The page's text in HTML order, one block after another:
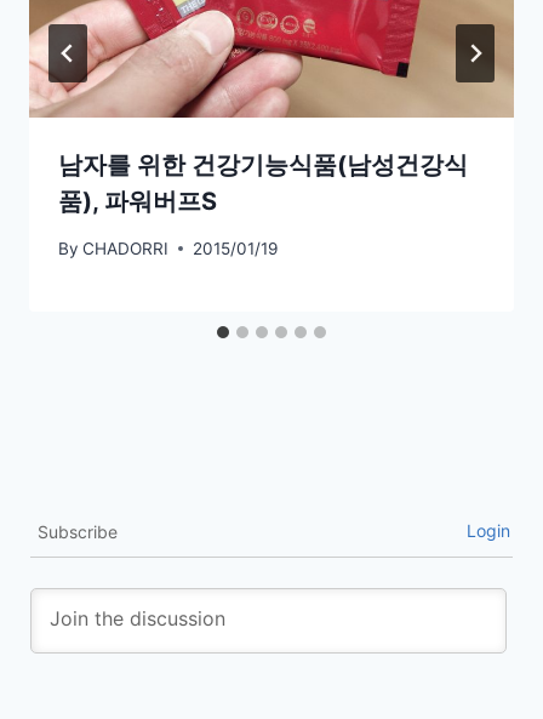
남자를 위한 건강기능식품(남성건강식
품), 파워버프S
By CHADORRI 2015/01/19
Subscribe Login